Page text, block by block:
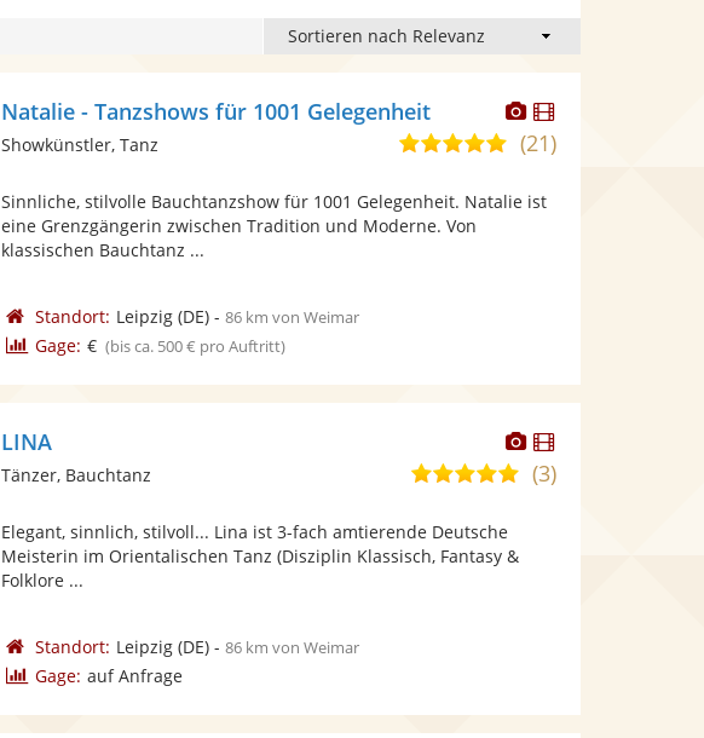
Dieser
Künstler
stellt
Fotos
bereit.
Dieser
Künstler
Natalie - Tanzshows für 1001 Gelegenheit
5,0
5
(21)
Showkünstler, Tanz
Sinnliche, stilvolle Bauchtanzshow für 1001 Gelegenheit. Natalie ist
eine Grenzgängerin zwischen Tradition und Moderne. Von
klassischen Bauchtanz ...
Standort: Leipzig(DE)- 86 km von Weimar
Gage: € (bis ca. 500 € pro Auftritt)
Dieser
Künstler
stellt
Dieser
Künstler
LINA
5,0
Sternen
(3)
Tänzer, Bauchtanz
Elegant, sinnlich, stilvoll... Lina ist 3-fach amtierende Deutsche
Meisterin im Orientalischen Tanz (Disziplin Klassisch, Fantasy &
Folklore ...
Standort: Leipzig(DE)- 86 km von Weimar
Gage: auf Anfrage